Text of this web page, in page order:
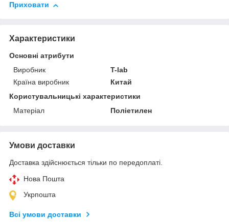
Приховати
Характеристики
Основні атрибути
Виробник
T-lab
Країна виробник
Китай
Користувальницькі характеристики
Матеріал
Поліетилен
Умови доставки
Доставка здійснюється тільки по передоплаті.
Нова Пошта
Укрпошта
Всі умови доставки